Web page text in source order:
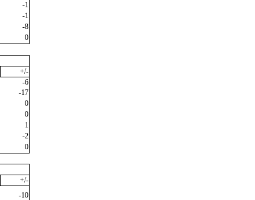
-1
-1
-8
0
+/-
-6
-17
0
0
1
-2
0
+/-
-10